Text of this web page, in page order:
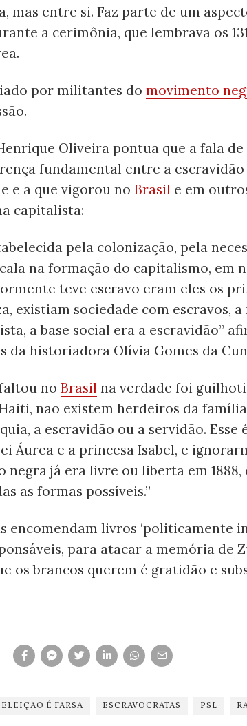
mas entre si. Faz parte de um
a cerimônia, que lembrava os
por militantes do movimento
Oliveira pontua que a fala de
fundamental entre a
e a que vigorou no Brasil e em
capitalista:
pela colonização, pela
na formação do capitalismo, em
teve escravo eram eles os
existiam sociedade com escravos, a
a base social era a escravidão”
da historiadora Olívia Gomes da
no Brasil na verdade foi
não existem herdeiros da
a escravidão ou a servidão. Esse
Áurea e a princesa Isabel, e
negra já era livre ou liberta em 1888,
as formas possíveis.”
encomendam livros ‘politicamente
para atacar a memória de
os brancos querem é gratidão e
ELEIÇÃO É FARSA ESCRAVOCRATAS PSL